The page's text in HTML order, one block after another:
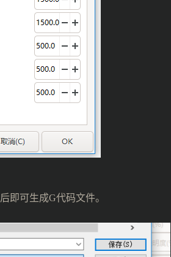
即可生成G代码文件。